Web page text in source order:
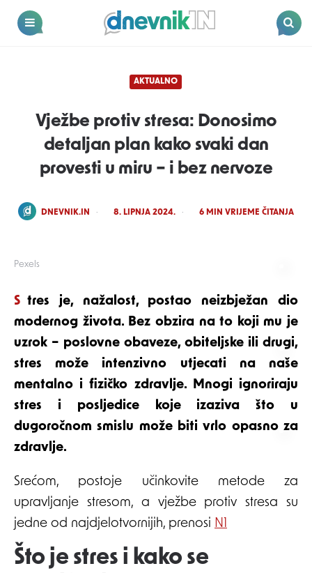
Dnevnik.in
Pexels
AKTUALNO
Vježbe protiv stresa: Donosimo
detaljan plan kako svaki dan
provesti u miru – i bez nervoze
POSTED
DNEVNIK.IN 8. LIPNJA 2024. 6 MIN VRIJEME ČITANJA
Stres je, nažalost, postao neizbježan dio
modernog života. Bez obzira na to koji mu je
uzrok – poslovne obaveze, obiteljske ili drugi,
stres može intenzivno utjecati na naše
mentalno i fizičko zdravlje. Mnogi ignoriraju
stres i posljedice koje izaziva što u
dugoročnom smislu može biti vrlo opasno za
zdravlje.
Srećom, postoje učinkovite metode za
upravljanje stresom, a vježbe protiv stresa su
jedne od najdjelotvornijih, prenosi N1
Što je stres i kako se